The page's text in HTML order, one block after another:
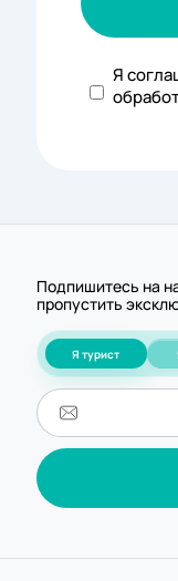
Я
Подпишитесь на
пропустить
Я турист